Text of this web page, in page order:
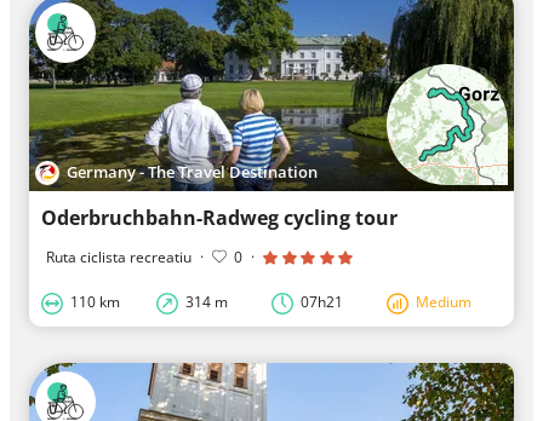
Germany - The Travel Destination
Oderbruchbahn-Radweg cycling tour
Ruta ciclista recreatiu · 0 ·
110 km 314 m 07h21 Medium